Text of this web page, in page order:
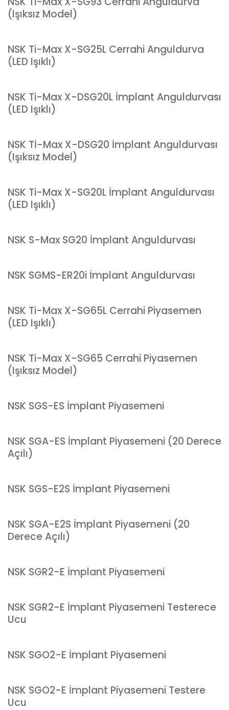
(Işıksız Model)
NSK Ti-Max X-SG25L Cerrahi Anguldurva
(LED Işıklı)
NSK Ti-Max X-DSG20L İmplant Anguldurvası
(LED Işıklı)
NSK Tİ-Max X-DSG20 İmplant Anguldurvası
(Işıksız Model)
NSK Ti-Max X-SG20L İmplant Anguldurvası
(LED Işıklı)
NSK S-Max SG20 İmplant Anguldurvası
NSK SGMS-ER20i İmplant Anguldurvası
NSK Ti-Max X-SG65L Cerrahi Piyasemen
(LED Işıklı)
NSK Ti-Max X-SG65 Cerrahi Piyasemen
(Işıksız Model)
NSK SGS-ES İmplant Piyasemeni
NSK SGA-ES İmplant Piyasemeni (20 Derece
Açılı)
NSK SGS-E2S İmplant Piyasemeni
NSK SGA-E2S İmplant Piyasemeni (20
Derece Açılı)
NSK SGR2-E İmplant Piyasemeni
NSK SGR2-E İmplant Piyasemeni Testerece
Ucu
NSK SGO2-E İmplant Piyasemeni
NSK SGO2-E İmplant Piyasemeni Testere
Ucu